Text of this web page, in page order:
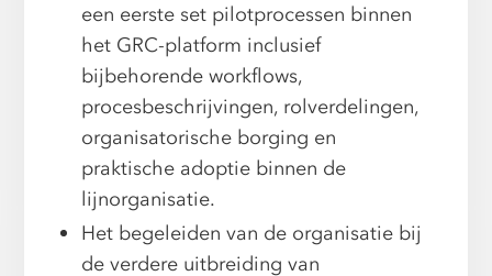
een eerste set pilotprocessen binnen
het GRC-platform inclusief
bijbehorende workflows,
procesbeschrijvingen, rolverdelingen,
organisatorische borging en
praktische adoptie binnen de
lijnorganisatie.
Het begeleiden van de organisatie bij
de verdere uitbreiding van